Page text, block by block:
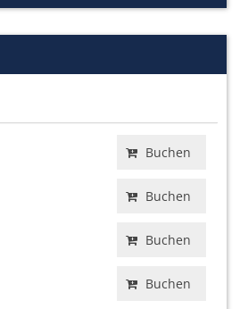
Buchen
Buchen
Buchen
Buchen